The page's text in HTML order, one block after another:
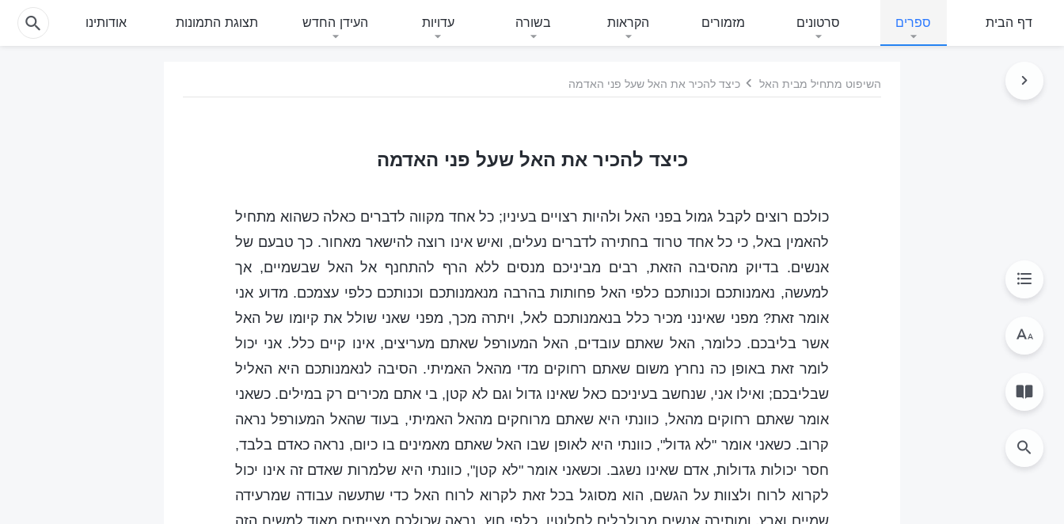
דף הבית ספרים סרטונים מזמורים הקראות בשורה עדויות העידן החדש תצוגת התמונות אודותינו
השיפוט מתחיל מבית האל כיצד להכיר את האל שעל פני האדמה
כיצד להכיר את האל שעל פני האדמה
כולכם רוצים לקבל גמול בפני האל ולהיות רצויים בעיניו; כל אחד מקווה לדברים כאלה כשהוא מתחיל
להאמין באל, כי כל אחד טרוד בחתירה לדברים נעלים, ואיש אינו רוצה להישאר מאחור. כך טבעם של
אנשים. בדיוק מהסיבה הזאת, רבים מביניכם מנסים ללא הרף להתחנף אל האל שבשמיים, אך
למעשה, נאמנותכם וכנותכם כלפי האל פחותות בהרבה מנאמנותכם וכנותכם כלפי עצמכם. מדוע אני
אומר זאת? מפני שאינני מכיר כלל בנאמנותכם לאל, ויתרה מכך, מפני שאני שולל את קיומו של האל
אשר בליבכם. כלומר, האל שאתם עובדים, האל המעורפל שאתם מעריצים, אינו קיים כלל. אני יכול
לומר זאת באופן כה נחרץ משום שאתם רחוקים מדי מהאל האמיתי. הסיבה לנאמנותכם היא האליל
שבליבכם; ואילו אני, שנחשב בעיניכם כאל שאינו גדול וגם לא קטן, בי אתם מכירים רק במילים. כשאני
אומר שאתם רחוקים מהאל, כוונתי היא שאתם מרוחקים מהאל האמיתי, בעוד שהאל המעורפל נראה
קרוב. כשאני אומר "לא גדול", כוונתי היא לאופן שבו האל שאתם מאמינים בו כיום, נראה כאדם בלבד,
חסר יכולות גדולות, אדם שאינו נשגב. וכשאני אומר "לא קטן", כוונתי היא שלמרות שאדם זה אינו יכול
לקרוא לרוח ולצוות על הגשם, הוא מסוגל בכל זאת לקרוא לרוח האל כדי שתעשה עבודה שמרעידה
שמיים וארץ, ומותירה אנשים מבולבלים לחלוטין. כלפי חוץ, נראה שכולכם מצייתים מאוד למשיח הזה